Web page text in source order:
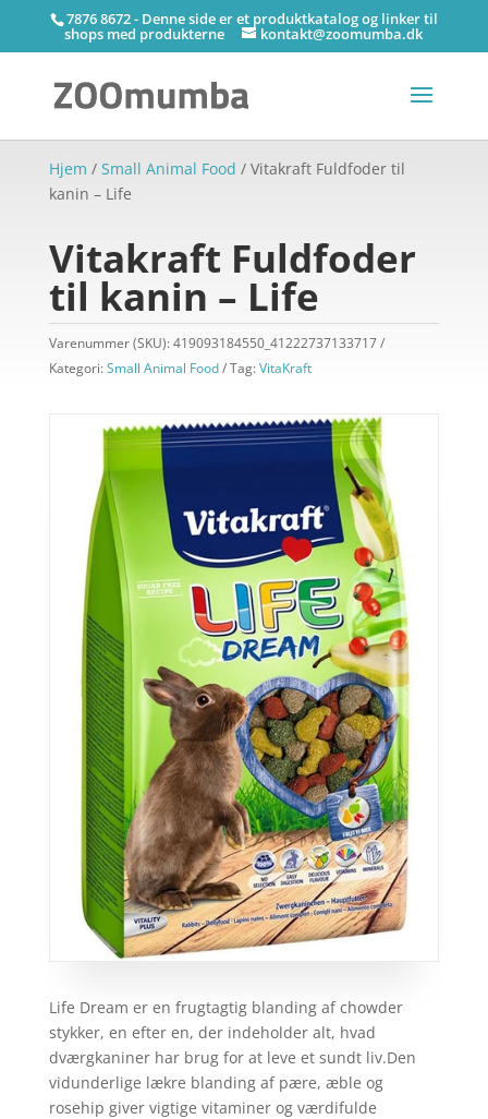
7876 8672 - Denne side er et produktkatalog og linker til
shops med produkterne kontakt@zoomumba.dk
Hjem / Small Animal Food / Vitakraft Fuldfoder til
kanin – Life
Vitakraft Fuldfoder
til kanin – Life
Varenummer (SKU):419093184550_41222737133717
Kategori:Small Animal Food Tag:VitaKraft
Life Dream er en frugtagtig blanding af chowder
stykker, en efter en, der indeholder alt, hvad
dværgkaniner har brug for at leve et sundt liv.Den
vidunderlige lækre blanding af pære, æble og
rosehip giver vigtige vitaminer og værdifulde